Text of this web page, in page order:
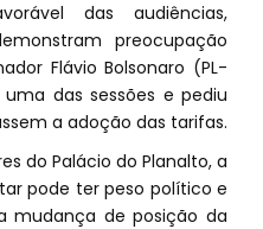
das audiências,
preocupação
Flávio Bolsonaro (PL-
das sessões e pediu
a adoção das tarifas.
do Palácio do Planalto, a
pode ter peso político e
mudança de posição da